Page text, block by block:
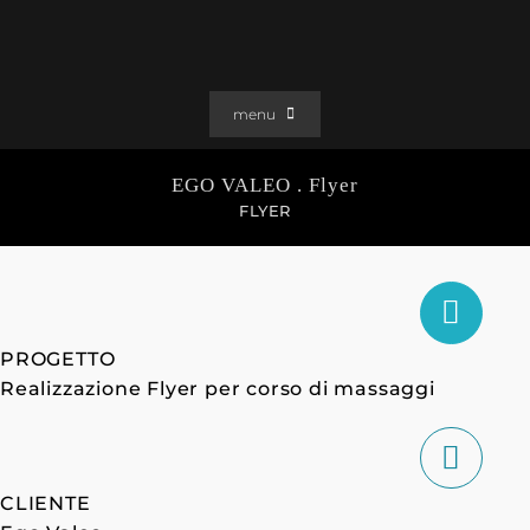
menu
SOLUZIONI WEB
CONTATTI
EGO VALEO . Flyer
FLYER
PROGETTO
Realizzazione Flyer per corso di massaggi
CLIENTE